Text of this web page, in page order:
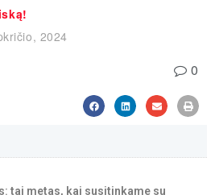
2024
0
tai metas, kai susitinkame su